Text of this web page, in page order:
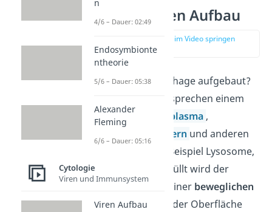
Makrophagen Aufbau
zur Stelle im Video springen
(01:40)
Wie ist ein Makrophage aufgebaut?
Makrophagen entsprechen einem
Einzellermit Cytoplasma ,
Zellkern und anderen
(zum Beispiel Lysosome,
Phagosome)
. Umhüllt wird der
Makrophage von einer beweglichen
Zellmembran
. Auf der Oberfläche
n
4/6 – Dauer: 02:49
Endosymbionte
ntheorie
5/6 – Dauer: 05:38
Alexander
Fleming
6/6 – Dauer: 05:16
Cytologie
Viren und Immunsystem
Viren Aufbau